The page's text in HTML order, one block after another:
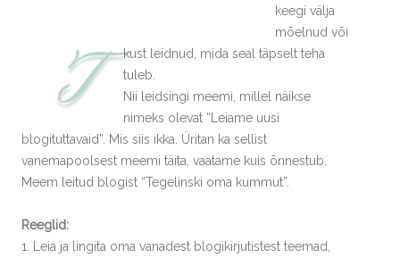
T
keegi välja
mõelnud või
kust leidnud, mida seal täpselt teha
tuleb.
Nii leidsingi meemi, millel näikse
nimeks olevat “Leiame uusi
blogituttavaid”. Mis siis ikka. Üritan ka sellist
vanemapoolsest meemi täita, vaatame kuis õnnestub.
Meem leitud blogist “Tegelinski oma kummut”.
Reeglid:
1. Leia ja lingita oma vanadest blogikirjutistest teemad,